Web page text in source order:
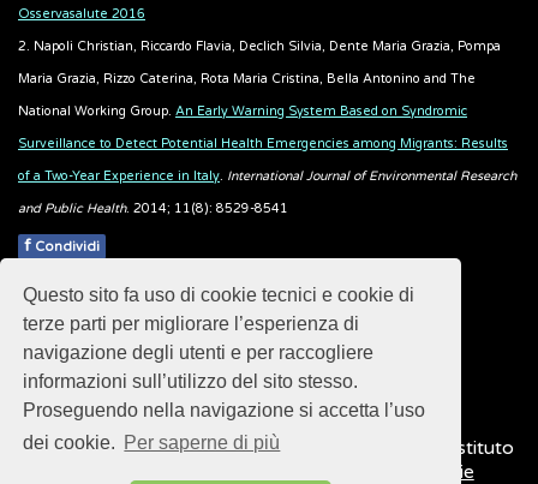
Questo sito fa uso di cookie tecnici e cookie di
terze parti per migliorare l’esperienza di
navigazione degli utenti e per raccogliere
informazioni sull’utilizzo del sito stesso.
Proseguendo nella navigazione si accetta l’uso
dei cookie. Per saperne di più
Osservasalute 2016
2. Napoli Christian, Riccardo Flavia, Declich Silvia, Dente Maria Grazia, Pompa
Maria Grazia, Rizzo Caterina, Rota Maria Cristina, Bella Antonino and The
National Working Group. An Early Warning System Based on Syndromic
Surveillance to Detect Potential Health Emergencies among Migrants: Results
of a Two-Year Experience in Italy. International Journal of Environmental Research
and Public Health. 2014; 11(8): 8529-8541
f Condividi
Pubblicato: 28 Febbraio 2018
© 2018ISSalute - Sito sviluppato e gestito dall’Istituto
Cookie